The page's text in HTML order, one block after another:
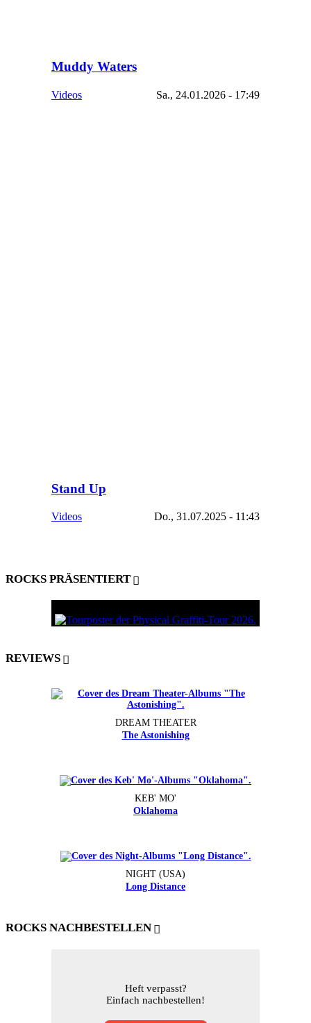
Muddy Waters
Videos Sa., 24.01.2026 - 17:49
Stand Up
Videos Do., 31.07.2025 - 11:43
ROCKS PRÄSENTIERT
REVIEWS
DREAM THEATER
The Astonishing
KEB' MO'
Oklahoma
NIGHT (USA)
Long Distance
ROCKS NACHBESTELLEN
Heft verpasst?
Einfach nachbestellen!